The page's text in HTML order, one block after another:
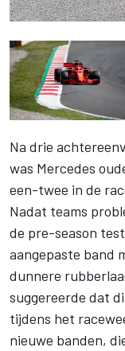
Na drie
was Mercedes
een-twee in de
Nadat teams
de pre-season
aangepaste band
dunnere
suggereerde dat
tijdens het
nieuwe banden,